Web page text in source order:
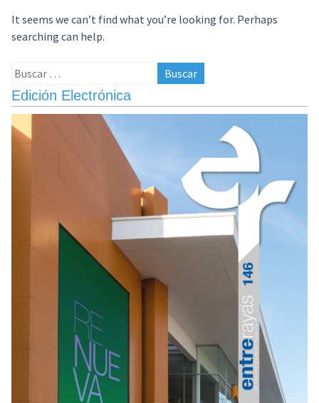
It seems we can’t find what you’re looking for. Perhaps
searching can help.
Buscar:
Edición Electrónica